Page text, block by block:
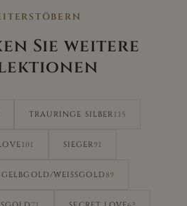
Sie weitere
TRAURINGE SILBER 115
101 SIEGER91
WEISSGOLD 89